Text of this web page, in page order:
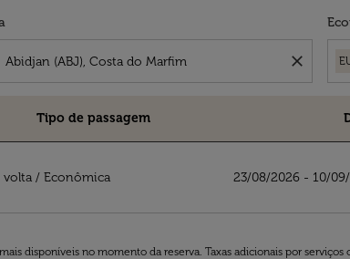
close
Tipo de passagem
volta / Econômica 23/08/2026 - 10/
disponíveis no momento da reserva. Taxas adicionais por serviços